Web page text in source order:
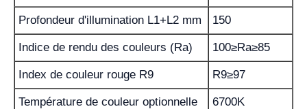
Profondeur d'illumination L1+L2 mm 150
Indice de rendu des couleurs (Ra) 100≥Ra≥85
Index de couleur rouge R9 R9≥97
Température de couleur optionnelle 6700K